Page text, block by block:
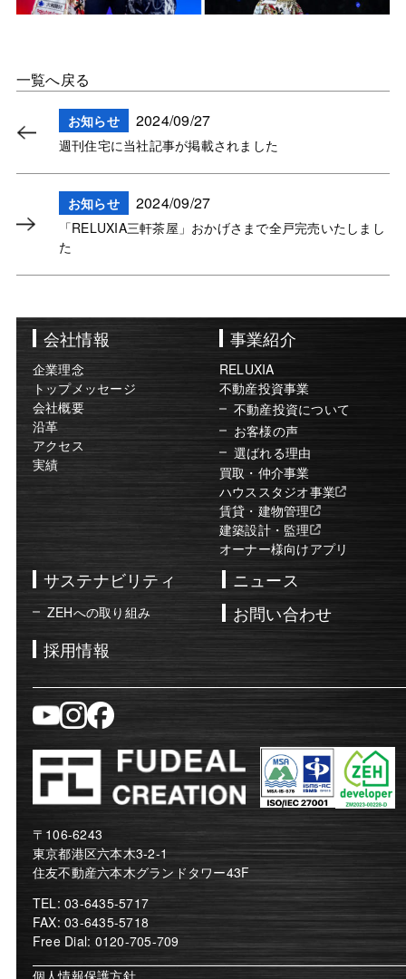
一覧へ戻る
週刊住宅に当社記事が掲載されました
お知らせ 2024/09/27
「RELUXIA三軒茶屋」おかげさまで全戸完売いたしまし
た
お知らせ 2024/09/27
会社情報
企業理念
トップメッセージ
会社概要
沿革
アクセス
実績
事業紹介
RELUXIA
不動産投資事業
不動産投資について
お客様の声
選ばれる理由
買取・仲介事業
ハウススタジオ事業
賃貸・建物管理
建築設計・監理
オーナー様向けアプリ
サステナビリティ
ZEHへの取り組み
ニュース
採用情報
お問い合わせ
〒106-6243
東京都港区六本木3-2-1
住友不動産六本木グランドタワー43F
TEL: 03-6435-5717
FAX: 03-6435-5718
Free Dial: 0120-705-709
個人情報保護方針